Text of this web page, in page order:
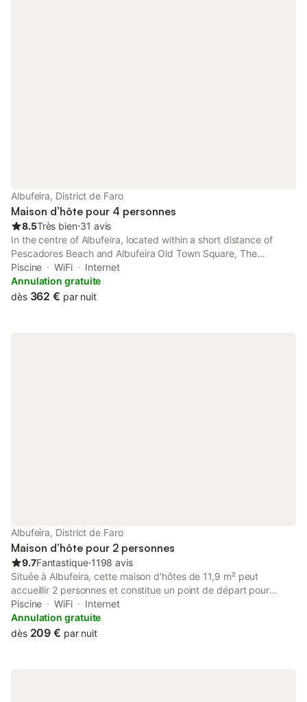
Albufeira, District de Faro
Maison d’hôte pour 4 personnes
8.5Très bien⋅31 avis
In the centre of Albufeira, located within a short distance of
Pescadores Beach and Albufeira Old Town Square, The
Albufeira Concierge - Moinho Pool & Gardens offers free WiFi, air
conditioning and household amenities such as a microwave and
coffee...
Piscine WiFi
Internet
Annulation gratuite
dès 362 € par nuit
Albufeira, District de Faro
Maison d’hôte pour 2 personnes
9.7Fantastique⋅1198 avis
Située à Albufeira, cette maison d'hôtes de 11,9 m² peut
accueillir 2 personnes et constitue un point de départ pour
explorer la région côtière. La propriété comprend une chambre
avec un lit king-size et une salle de bains privée, offrant un
agencement fonctionnel pour votre séjour. À l'intérieur, vous
Piscine WiFi
Internet
Annulation gratuite
dès 209 € par nuit